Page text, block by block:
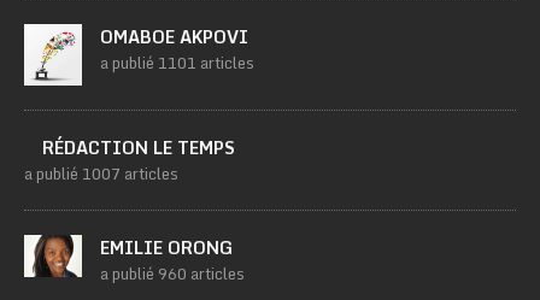
OMABOE AKPOVI
a publié 1101 articles
RÉDACTION LE TEMPS
a publié 1007 articles
EMILIE ORONG
a publié 960 articles